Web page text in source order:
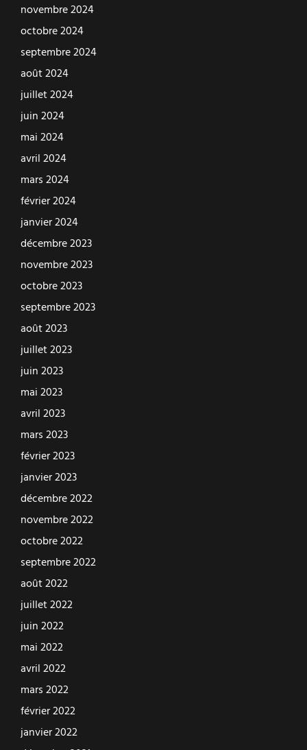
novembre 2024
octobre 2024
septembre 2024
août 2024
juillet 2024
juin 2024
mai 2024
avril 2024
mars 2024
février 2024
janvier 2024
décembre 2023
novembre 2023
octobre 2023
septembre 2023
août 2023
juillet 2023
juin 2023
mai 2023
avril 2023
mars 2023
février 2023
janvier 2023
décembre 2022
novembre 2022
octobre 2022
septembre 2022
août 2022
juillet 2022
juin 2022
mai 2022
avril 2022
mars 2022
février 2022
janvier 2022